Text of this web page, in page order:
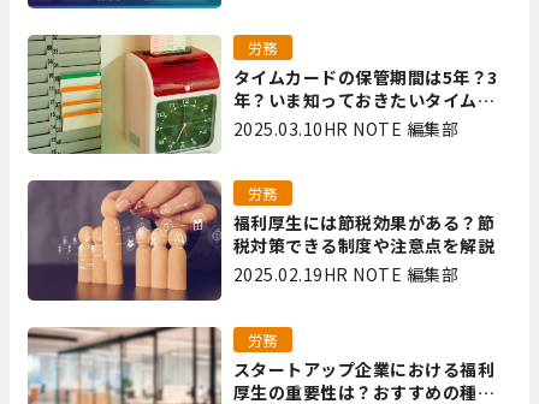
タイムカードの保管期間は5年？3
年？いま知っておきたいタイムカ
ード保管方法
労務
2025.03.10HR NOTE 編集部
福利厚生には節税効果がある？節
税対策できる制度や注意点を解説
労務
2025.02.19HR NOTE 編集部
スタートアップ企業における福利
厚生の重要性は？おすすめの種類
労務